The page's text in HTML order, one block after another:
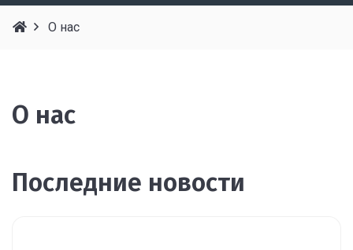
О нас
О нас
Последние новости